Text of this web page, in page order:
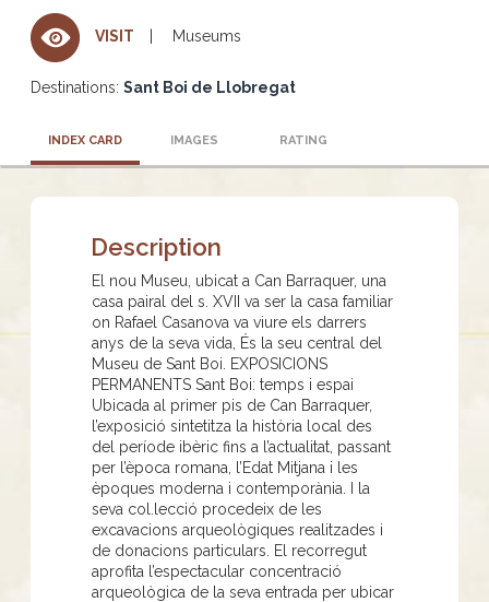
VISIT Museums
Destinations: Sant Boi de Llobregat
INDEX CARD IMAGES RATING
Description
El nou Museu, ubicat a Can Barraquer, una
casa pairal del s. XVII va ser la casa familiar
on Rafael Casanova va viure els darrers
anys de la seva vida, És la seu central del
Museu de Sant Boi. EXPOSICIONS
PERMANENTS Sant Boi: temps i espai
Ubicada al primer pis de Can Barraquer,
l’exposició sintetitza la història local des
del període ibèric fins a l’actualitat, passant
per l’època romana, l’Edat Mitjana i les
èpoques moderna i contemporània. I la
seva col.lecció procedeix de les
excavacions arqueològiques realitzades i
de donacions particulars. El recorregut
aprofita l’espectacular concentració
arqueològica de la seva entrada per ubicar